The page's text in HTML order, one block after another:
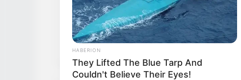
HABERION
They Lifted The Blue Tarp And
Couldn't Believe Their Eyes!